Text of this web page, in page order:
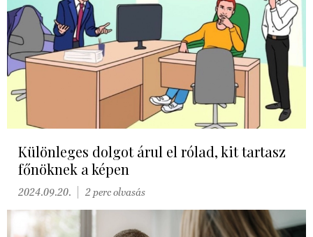
Különleges dolgot árul el rólad, kit tartasz
főnöknek a képen
2024.09.20. 2 perc olvasás